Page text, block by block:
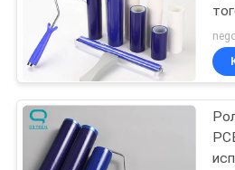
PRIVACY
POLICY